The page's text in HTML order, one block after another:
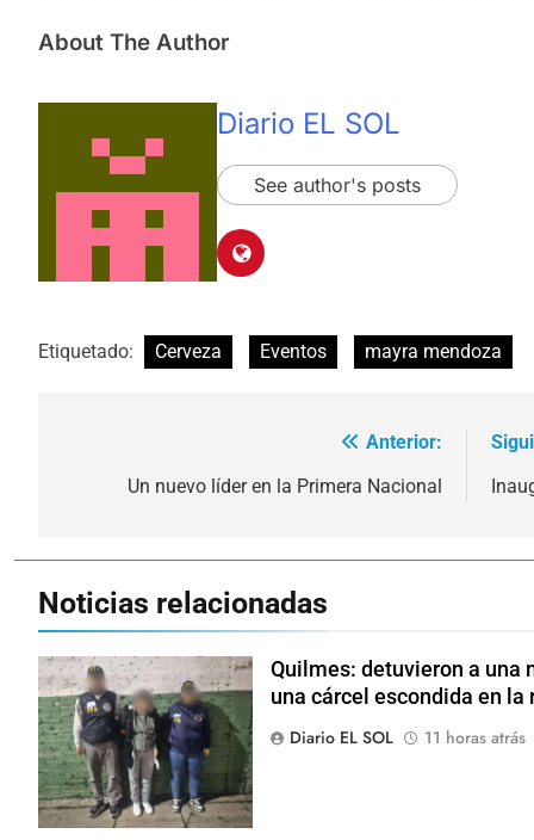
About The Author
Diario EL SOL
See author's posts
Etiquetado: Cerveza Eventos mayra mendoza
Anterior:
Un nuevo líder en la Primera Nacional
Noticias relacionadas
Quilmes: detuvieron a una
una cárcel escondida en la
Diario EL SOL
11 horas atrás